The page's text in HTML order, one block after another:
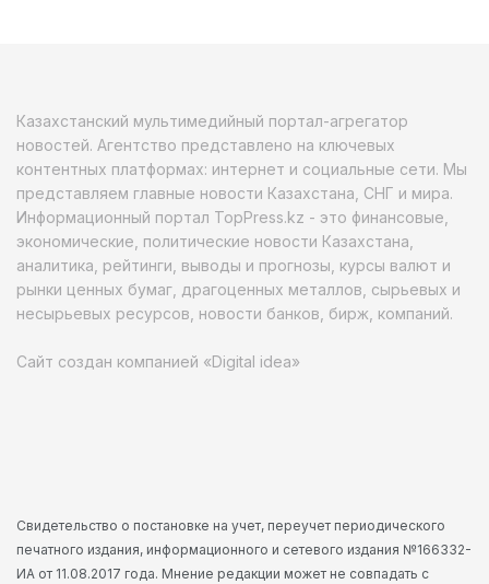
Казахстанский мультимедийный портал-агрегатор
новостей. Агентство представлено на ключевых
контентных платформах: интернет и социальные сети. Мы
представляем главные новости Казахстана, СНГ и мира.
Информационный портал TopPress.kz - это финансовые,
экономические, политические новости Казахстана,
аналитика, рейтинги, выводы и прогнозы, курсы валют и
рынки ценных бумаг, драгоценных металлов, сырьевых и
несырьевых ресурсов, новости банков, бирж, компаний.
Сайт создан компанией «Digital idea»
Свидетельство о постановке на учет, переучет периодического
печатного издания, информационного и сетевого издания №166332-
ИА от 11.08.2017 года. Мнение редакции может не совпадать с